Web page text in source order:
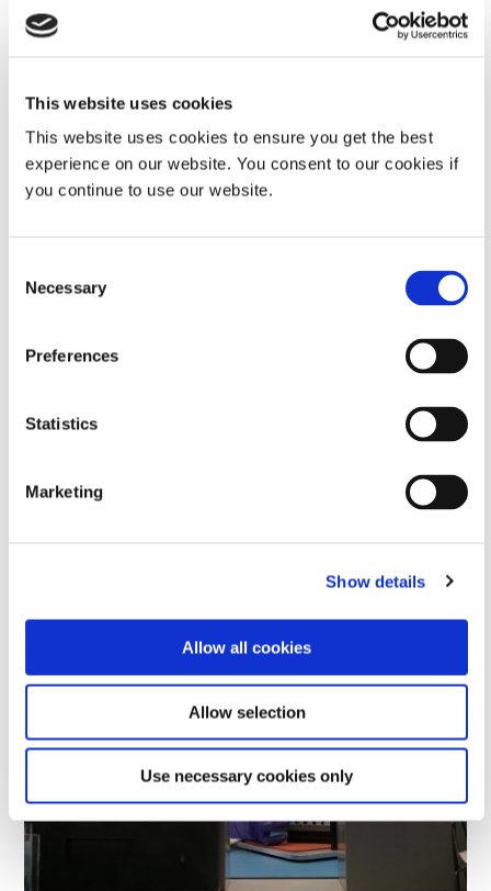
This website uses cookies
This website uses cookies to ensure you get the best
experience on our website. You consent to our cookies if
you continue to use our website.
Selection
Necessary
Preferences
Statistics
Marketing
Show details
Allow all cookies
Allow selection
Use necessary cookies only
轮换计划
我们为顶尖工程专业学生设计的为期两年的轮岗计划让参
术。这项轮岗计划的目标是让参与者接触到各种各样的
Dymax 产品和技术，让他们站在业务关键任务的第一
线，积累他们的实际知识，并让他们有机会接触我们公司
最具影响力的技术。
轮换 II：应用工程
该计划的目标是通过富有挑战性、快节奏的轮岗经历培养